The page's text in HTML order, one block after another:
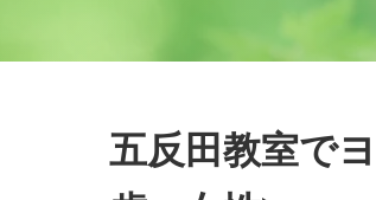
五反田教室で